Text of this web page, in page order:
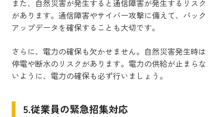
また、自然災害が発生すると通信障害が発生するリスク
があります。通信障害やサイバー攻撃に備えて、バック
アップデータを確保することも大切です。
さらに、電力の確保も欠かせません。自然災害発生時は
停電や断水のリスクがあります。電力の供給が止まらな
いように、電力の確保も必ず行いましょう。
5.従業員の緊急招集対応